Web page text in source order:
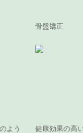
骨盤矯正
よう
健康効果の高